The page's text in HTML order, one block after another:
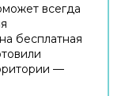
всегда
бесплатная
—